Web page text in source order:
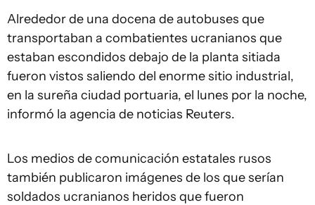
Alrededor de una docena de autobuses que
transportaban a combatientes ucranianos que
estaban escondidos debajo de la planta sitiada
fueron vistos saliendo del enorme sitio industrial,
en la sureña ciudad portuaria, el lunes por la noche,
informó la agencia de noticias Reuters.
Los medios de comunicación estatales rusos
también publicaron imágenes de los que serían
soldados ucranianos heridos que fueron